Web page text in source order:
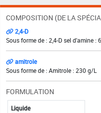
COMPOSITION (DE LA
2,4-D
Sous forme de : 2,4-D sel d'amine :
amitrole
Sous forme de : Amitrole : 230 g/L
FORMULATION
Liquide